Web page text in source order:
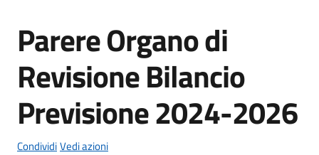
Servizi
Vivere
l'Unione
Parere Organo di
Revisione Bilancio
Previsione 2024-2026
CondividiVedi azioni